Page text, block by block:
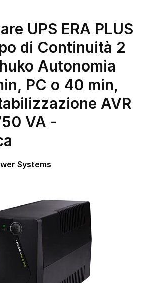
UPS ERA PLUS
di Continuità 2
Autonomia
PC o 40 min,
AVR
VA -
Systems